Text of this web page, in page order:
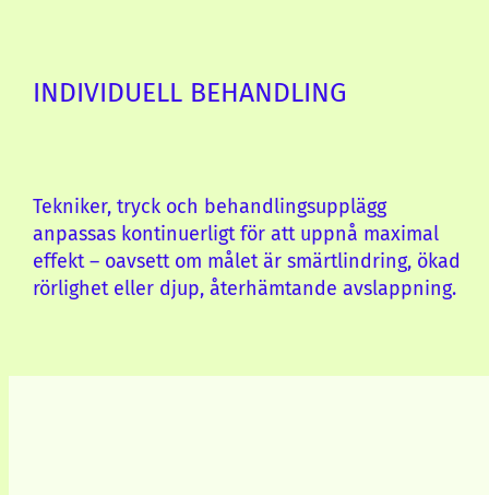
INDIVIDUELL BEHANDLING
Tekniker, tryck och behandlingsupplägg
anpassas kontinuerligt för att uppnå maximal
effekt – oavsett om målet är smärtlindring, ökad
rörlighet eller djup, återhämtande avslappning.